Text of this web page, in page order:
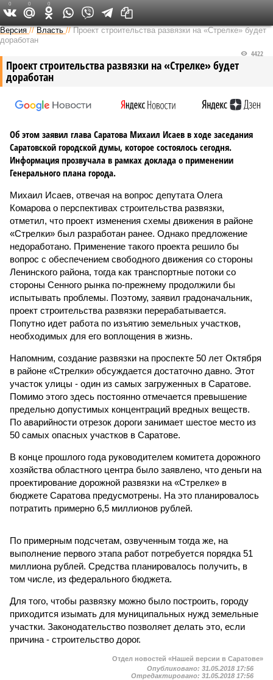
Версия в Саратове
Версия //Власть //Проект строительства развязки на «Стрелке» будет
доработан
Проект строительства развязки на «Стрелке» будет
доработан
4422
Об этом заявил глава Саратова Михаил Исаев в ходе заседания
Саратовской городской думы, которое состоялось сегодня.
Информация прозвучала в рамках доклада о применении
Генерального плана города.
Михаил Исаев, отвечая на вопрос депутата Олега
Комарова о перспективах строительства развязки,
отметил, что проект изменения схемы движения в районе
«Стрелки» был разработан ранее. Однако предложение
недоработано. Применение такого проекта решило бы
вопрос с обеспечением свободного движения со стороны
Ленинского района, тогда как транспортные потоки со
стороны Сенного рынка по-прежнему продолжили бы
испытывать проблемы. Поэтому, заявил градоначальник,
проект строительства развязки перерабатывается.
Попутно идет работа по изъятию земельных участков,
необходимых для его воплощения в жизнь.
Напомним, создание развязки на проспекте 50 лет Октября
в районе «Стрелки» обсуждается достаточно давно. Этот
участок улицы - один из самых загруженных в Саратове.
Помимо этого здесь постоянно отмечается превышение
предельно допустимых концентраций вредных веществ.
По аварийности отрезок дороги занимает шестое место из
50 самых опасных участков в Саратове.
В конце прошлого года руководителем комитета дорожного
хозяйства областного центра было заявлено, что деньги на
проектирование дорожной развязки на «Стрелке» в
бюджете Саратова предусмотрены. На это планировалось
потратить примерно 6,5 миллионов рублей.
По примерным подсчетам, озвученным тогда же, на
выполнение первого этапа работ потребуется порядка 51
миллиона рублей. Средства планировалось получить, в
том числе, из федерального бюджета.
Для того, чтобы развязку можно было построить, городу
приходится изымать для муниципальных нужд земельные
участки. Законодательство позволяет делать это, если
причина - строительство дорог.
0 0 0
Отдел новостей «Нашей версии в Саратове»
Опубликовано: 31.05.2018 17:56
Отредактировано: 31.05.2018 17:56